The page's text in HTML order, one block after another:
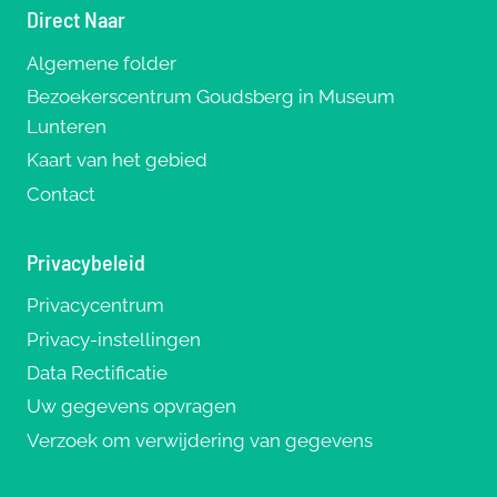
Direct Naar
Algemene folder
Bezoekerscentrum Goudsberg in Museum
Lunteren
Kaart van het gebied
Contact
Privacybeleid
Privacycentrum
Privacy-instellingen
Data Rectificatie
Uw gegevens opvragen
Verzoek om verwijdering van gegevens